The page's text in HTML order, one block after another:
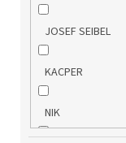
JOSEF SEIBEL
KACPER
NIK